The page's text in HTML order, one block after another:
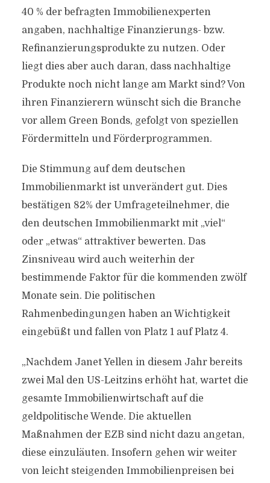
40 % der befragten Immobilienexperten
angaben, nachhaltige Finanzierungs- bzw.
Refinanzierungsprodukte zu nutzen. Oder
liegt dies aber auch daran, dass nachhaltige
Produkte noch nicht lange am Markt sind? Von
ihren Finanzierern wünscht sich die Branche
vor allem Green Bonds, gefolgt von speziellen
Fördermitteln und Förderprogrammen.
Die Stimmung auf dem deutschen
Immobilienmarkt ist unverändert gut. Dies
bestätigen 82% der Umfrageteilnehmer, die
den deutschen Immobilienmarkt mit „viel“
oder „etwas“ attraktiver bewerten. Das
Zinsniveau wird auch weiterhin der
bestimmende Faktor für die kommenden zwölf
Monate sein. Die politischen
Rahmenbedingungen haben an Wichtigkeit
eingebüßt und fallen von Platz 1 auf Platz 4.
„Nachdem Janet Yellen in diesem Jahr bereits
zwei Mal den US-Leitzins erhöht hat, wartet die
gesamte Immobilienwirtschaft auf die
geldpolitische Wende. Die aktuellen
Maßnahmen der EZB sind nicht dazu angetan,
diese einzuläuten. Insofern gehen wir weiter
von leicht steigenden Immobilienpreisen bei